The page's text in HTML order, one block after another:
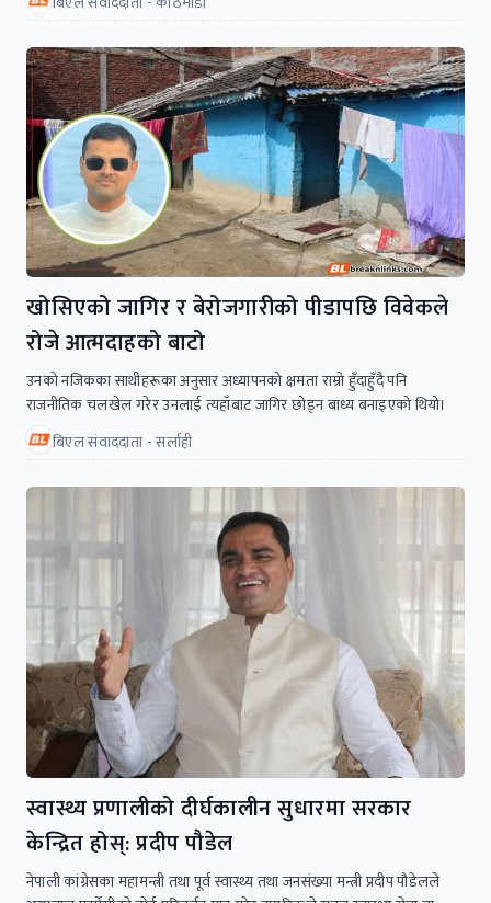
खोसिएको जागिर र बेरोजगारीको पीडापछि विवेकले
रोजे आत्मदाहको बाटो
उनको नजिकका साथीहरूका अनुसार अध्यापनको क्षमता राम्रो हुँदाहुँदै पनि
राजनीतिक चलखेल गरेर उनलाई त्यहाँबाट जागिर छोड्न बाध्य बनाइएको थियो।
बिएल संवाददाता - सर्लाही
स्वास्थ्य प्रणालीको दीर्घकालीन सुधारमा सरकार
केन्द्रित होस्: प्रदीप पौडेल
नेपाली कांग्रेसका महामन्त्री तथा पूर्व स्वास्थ्य तथा जनसंख्या मन्त्री प्रदीप पौडेलले